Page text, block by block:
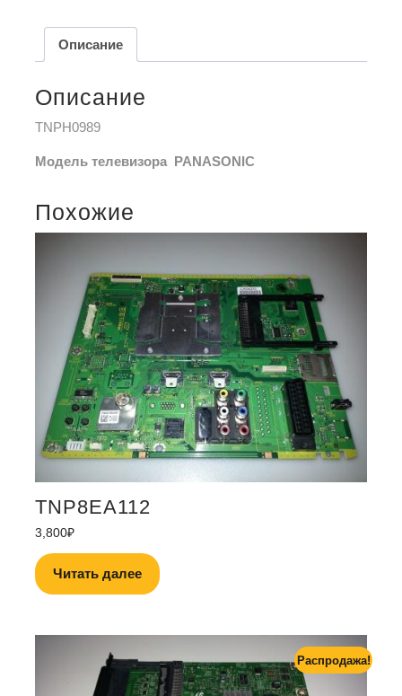
Описание
Описание
TNPH0989
Модель телевизора PANASONIC
Похожие
TNP8EA112
3,800₽
Читать далее
Распродажа!